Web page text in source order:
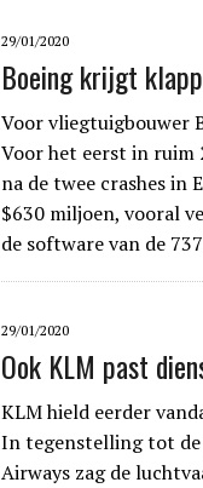
29/01/2020
Boeing krijgt
Voor vliegtuigbouwer
Voor het eerst in ruim
na de twee crashes in
$630 miljoen, vooral
de software van de
29/01/2020
Ook KLM past
KLM hield eerder
In tegenstelling tot de
Airways zag de